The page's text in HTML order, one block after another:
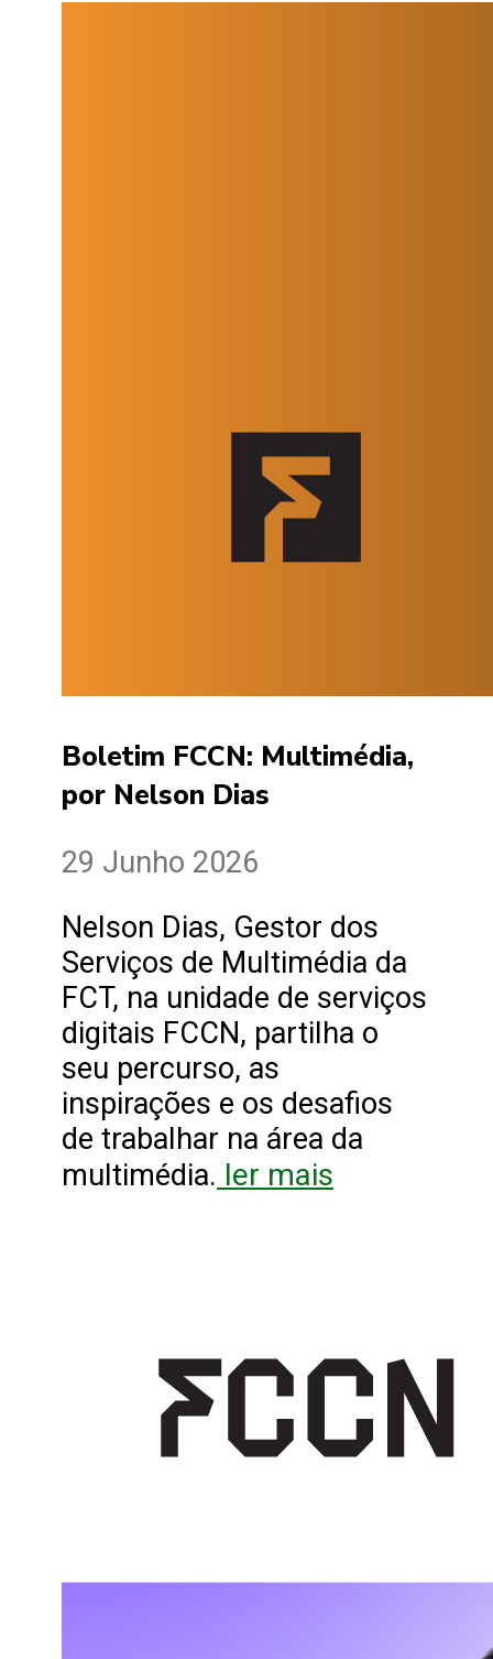
Boletim FCCN: Multimédia,
por Nelson Dias
29 Junho 2026
Nelson Dias, Gestor dos
Serviços de Multimédia da
FCT, na unidade de serviços
digitais FCCN, partilha o
seu percurso, as
inspirações e os desafios
de trabalhar na área da
multimédia. ler mais